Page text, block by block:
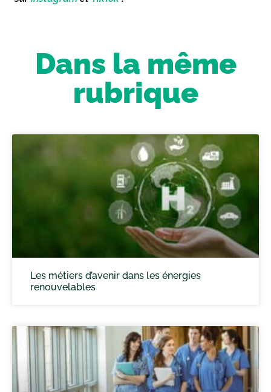
Dans la même
rubrique
Les métiers d’avenir dans les énergies
renouvelables